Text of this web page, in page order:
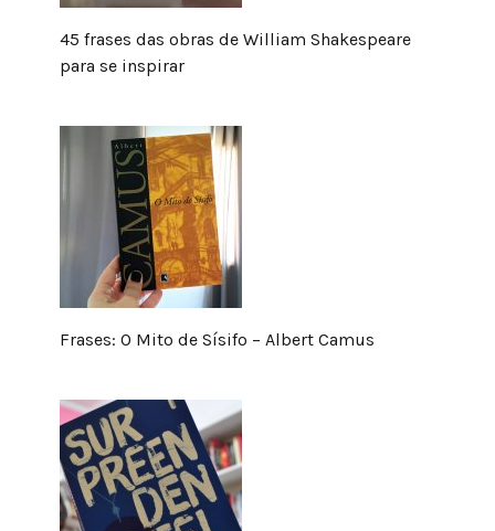
45 frases das obras de William Shakespeare
para se inspirar
Frases: O Mito de Sísifo – Albert Camus